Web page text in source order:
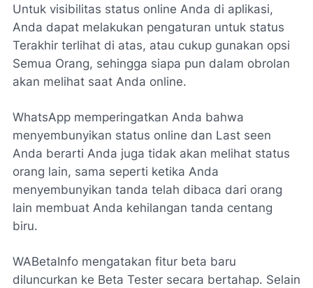
Untuk visibilitas status online Anda di aplikasi,
Anda dapat melakukan pengaturan untuk status
Terakhir terlihat di atas, atau cukup gunakan opsi
Semua Orang, sehingga siapa pun dalam obrolan
akan melihat saat Anda online.
WhatsApp memperingatkan Anda bahwa
menyembunyikan status online dan Last seen
Anda berarti Anda juga tidak akan melihat status
orang lain, sama seperti ketika Anda
menyembunyikan tanda telah dibaca dari orang
lain membuat Anda kehilangan tanda centang
biru.
WABetaInfo mengatakan fitur beta baru
diluncurkan ke Beta Tester secara bertahap. Selain